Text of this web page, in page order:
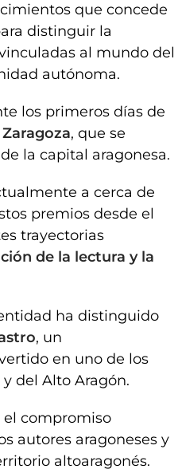
que concede
distinguir la
al mundo del
autónoma.
los primeros días de
, que se
de la capital aragonesa.
a cerca de
premios desde el
trayectorias
de la lectura y la
ha distinguido
, un
en uno de los
del Alto Aragón.
compromiso
autores aragoneses y
altoaragonés.